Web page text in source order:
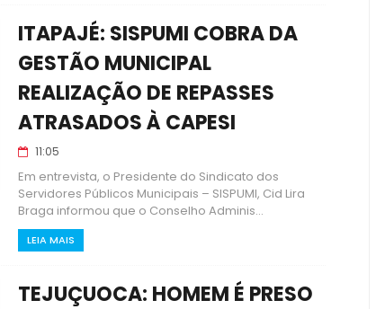
ITAPAJÉ: SISPUMI COBRA DA
GESTÃO MUNICIPAL
REALIZAÇÃO DE REPASSES
ATRASADOS À CAPESI
11:05
Em entrevista, o Presidente do Sindicato dos
Servidores Públicos Municipais – SISPUMI, Cid Lira
Braga informou que o Conselho Adminis...
LEIA MAIS
TEJUÇUOCA: HOMEM É PRESO